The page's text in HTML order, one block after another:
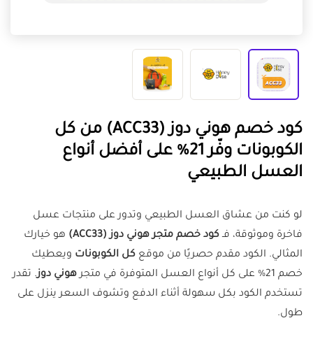
كود خصم هوني دوز (ACC33) من كل
الكوبونات وفّر 21% على أفضل أنواع
العسل الطبيعي
لو كنت من عشاق العسل الطبيعي وتدور على منتجات عسل
فاخرة وموثوقة، فـكود خصم متجر هوني دوز (ACC33)
هو خيارك
المثالي. الكود مقدم حصريًا من موقع كل الكوبونات ويعطيك
خصم 21% على كل أنواع العسل المتوفرة في متجر
هوني دوز. تقدر
تستخدم الكود بكل سهولة أثناء الدفع وتشوف السعر ينزل على
طول.